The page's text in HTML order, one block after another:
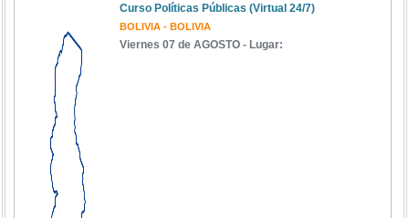
Curso Políticas Públicas (Virtual 24/7)
BOLIVIA - BOLIVIA
Viernes 07 de AGOSTO - Lugar: